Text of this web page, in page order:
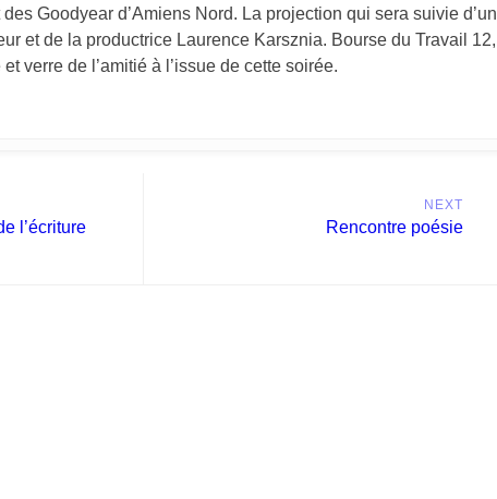
Goodyear d’Amiens Nord. La projection qui sera suivie d’un
et de la productrice Laurence Karsznia. Bourse du Travail 12,
verre de l’amitié à l’issue de cette soirée.
l’écriture
NEXT
Next
Rencontre poésie